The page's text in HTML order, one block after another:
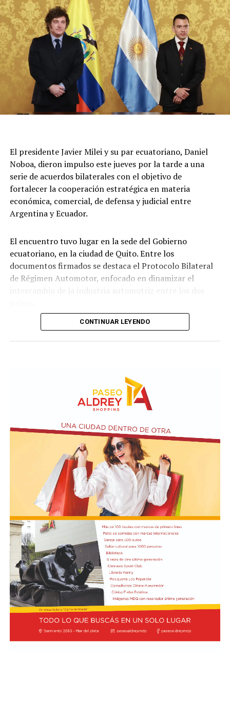
Unos 15 móviles del Sistema de Atención Médica de
Emergencias trabajan en la zona y no se confirmaron
más damnificados. Por el momento, continúa el
operativo y se mantiene cortado el tránsito en la zona,
sobre la calle San José.
El presidente Javier Milei y su par ecuatoriano, Daniel
Noboa, dieron impulso este jueves por la tarde a una
serie de acuerdos bilaterales con el objetivo de
fortalecer la cooperación estratégica en materia
económica, comercial, de defensa y judicial entre
Argentina y Ecuador.
El encuentro tuvo lugar en la sede del Gobierno
ecuatoriano, en la ciudad de Quito. Entre los
documentos firmados se destaca el Protocolo Bilateral
de Régimen Automotor, enfocado en dinamizar el
Los mandatarios y las delegaciones. Presidencia de
Además, la representación argentina avanzó en la firma
de cuatro convenios: Acuerdo de Servicios Aéreos, para
potenciar la conectividad y el turismo; tratado de
Extradición, destinado a consolidar la cooperación en
materia de justicia; acuerdo de Cooperación para el Uso
Pacífico de la Energía Nuclear; y la declaración
Conjunta sobre Pesca Ilegal, No Declarada y No
Reglamentada (INDNR), enfocada en la protección y
soberanía de los recursos marinos, informó NA.
El canciller argentino Pablo Quirno y el ministro de
Defensa Nacional de Ecuador, Gian Carlo Loffredo,
CONTINUAR LEYENDO